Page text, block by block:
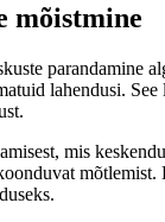
mõistmine
parandamine
lahendusi.
mis